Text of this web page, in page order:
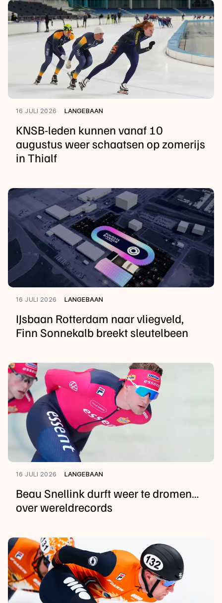
16 JULI 2026 LANGEBAAN
KNSB-leden kunnen vanaf 10
augustus weer schaatsen op zomerijs
in Thialf
16 JULI 2026 LANGEBAAN
IJsbaan Rotterdam naar vliegveld,
Finn Sonnekalb breekt sleutelbeen
16 JULI 2026 LANGEBAAN
Beau Snellink durft weer te dromen…
over wereldrecords